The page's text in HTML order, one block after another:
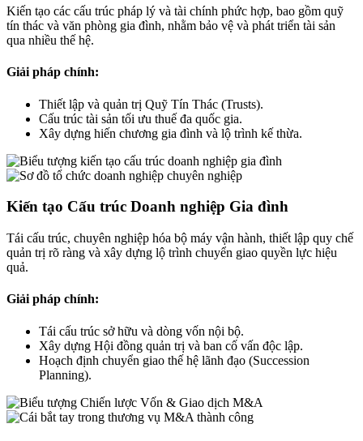
Kiến tạo các cấu trúc pháp lý và tài chính phức hợp, bao gồm quỹ
tín thác và văn phòng gia đình, nhằm bảo vệ và phát triển tài sản
qua nhiều thế hệ.
Giải pháp chính:
Thiết lập và quản trị Quỹ Tín Thác (Trusts).
Cấu trúc tài sản tối ưu thuế đa quốc gia.
Xây dựng hiến chương gia đình và lộ trình kế thừa.
Kiến tạo Cấu trúc Doanh nghiệp Gia đình
Tái cấu trúc, chuyên nghiệp hóa bộ máy vận hành, thiết lập quy chế
quản trị rõ ràng và xây dựng lộ trình chuyển giao quyền lực hiệu
quả.
Giải pháp chính:
Tái cấu trúc sở hữu và dòng vốn nội bộ.
Xây dựng Hội đồng quản trị và ban cố vấn độc lập.
Hoạch định chuyển giao thế hệ lãnh đạo (Succession
Planning).